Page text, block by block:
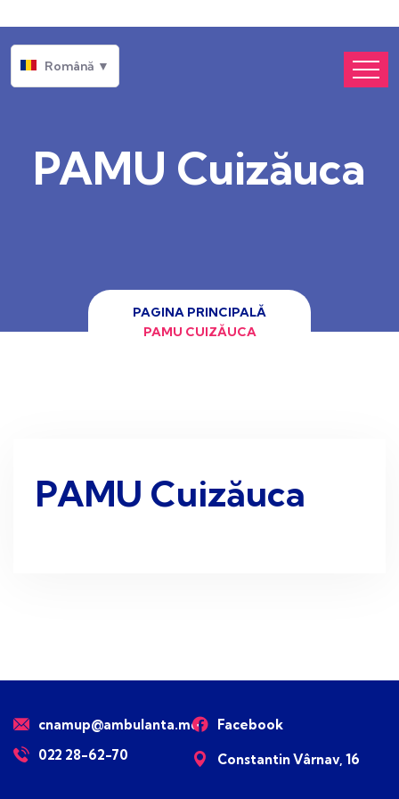
Română ▼
PAMU Cuizăuca
PAGINA PRINCIPALĂ
PAMU CUIZĂUCA
PAMU Cuizăuca
cnamup@ambulanta.md
Facebook
022 28-62-70
Constantin Vârnav, 16